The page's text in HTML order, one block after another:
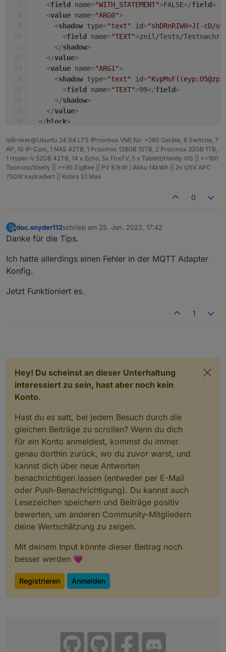
<field name="WITH_STATEMENT">FALSE</field>
<value name="ARG0">
<shadow type="text" id="shDRnRIW0=J[-cD/
<field name="TEXT">znil/Tests/
</shadow>
</value>
<value name="ARG1">
<shadow type="text" id=
<field name="TEXT">99</field>
</shadow>
</value>
</block>
ioBroker@Ubuntu 24.04 LTS (Proxmox VM) für: >260 Geräte, 6 Switche, 7
AP, 10 IP-Cam, 1 NAS 42TB, 1 Proxmox 128GB 15TB, 2 Proxmox 32GB 1TB,
1 Hyper-V 52GB 42TB, 14 x Echo, 5x FireTV, 5 x Tablett/Handy VIS || >=160
Tasmota/Shelly || >=95 ZigBee || PV 8.1kW / Akku 14kWh || 2x USV APC
750W kaskadiert || Kobra S1 Max
0
D
Offline
doc.snyder112schrieb am 25. Jan. 2022, 17:42
zuletzt editiert von
Danke für die Tips.
Ich hatte allerdings einen Fehler in der MQTT Adapter
Konfig.
Jetzt Funktioniert es.
1
Hey! Du scheinst an dieser Unterhaltung
interessiert zu sein, hast aber noch kein
Konto.
Hast du es satt, bei jedem Besuch durch die
gleichen Beiträge zu scrollen? Wenn du dich
für ein Konto anmeldest, kommst du immer
genau dorthin zurück, wo du zuvor warst, und
kannst dich über neue Antworten
benachrichtigen lassen (entweder per E-Mail
oder Push-Benachrichtigung). Du kannst auch
Lesezeichen speichern und Beiträge positiv
bewerten, um anderen Community-Mitgliedern
deine Wertschätzung zu zeigen.
Mit deinem Input könnte dieser Beitrag noch
besser werden 💗
Registrieren Anmelden